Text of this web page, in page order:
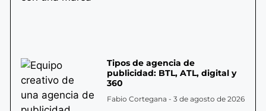
Tipos de agencia de
publicidad: BTL, ATL, digital y
360
Fabio Cortegana 3 de agosto de 2026